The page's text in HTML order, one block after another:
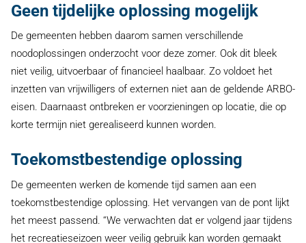
Geen tijdelijke oplossing mogelijk
De gemeenten hebben daarom samen verschillende
noodoplossingen onderzocht voor deze zomer. Ook dit bleek
niet veilig, uitvoerbaar of financieel haalbaar. Zo voldoet het
inzetten van vrijwilligers of externen niet aan de geldende ARBO-
eisen. Daarnaast ontbreken er voorzieningen op locatie, die op
korte termijn niet gerealiseerd kunnen worden.
Toekomstbestendige oplossing
De gemeenten werken de komende tijd samen aan een
toekomstbestendige oplossing. Het vervangen van de pont lijkt
het meest passend. ‘‘We verwachten dat er volgend jaar tijdens
het recreatieseizoen weer veilig gebruik kan worden gemaakt